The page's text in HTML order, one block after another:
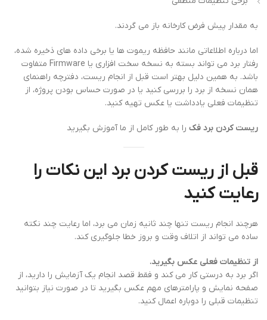
به مقدار پیش فرض کارخانه باز می گردند.
اما درباره اطلاعاتی مانند حافظه ریموت ها یا برخی داده های ذخیره شده،
رفتار برد می تواند بسته به نسخه سخت افزاری یا Firmware متفاوت
باشد. به همین دلیل بهتر است قبل از انجام ریست، دفترچه راهنمای
همان نسخه از برد را بررسی کنید یا در صورت حساس بودن پروژه، از
تنظیمات فعلی یادداشت یا عکس تهیه کنید.
ریست کردن برد فک را به طور کامل از ما آموزش بگیرید
قبل از ریست کردن برد این نکات را
رعایت کنید
هرچند انجام ریست تنها چند ثانیه زمان می برد، اما رعایت چند نکته
ساده می تواند از اتلاف وقت و بروز خطا جلوگیری کند.
از تنظیمات فعلی عکس بگیرید.
اگر برد به درستی کار می کند و فقط قصد انجام یک آزمایش را دارید، از
صفحه نمایش و پارامترهای مهم عکس بگیرید تا در صورت نیاز بتوانید
تنظیمات قبلی را دوباره اعمال کنید.